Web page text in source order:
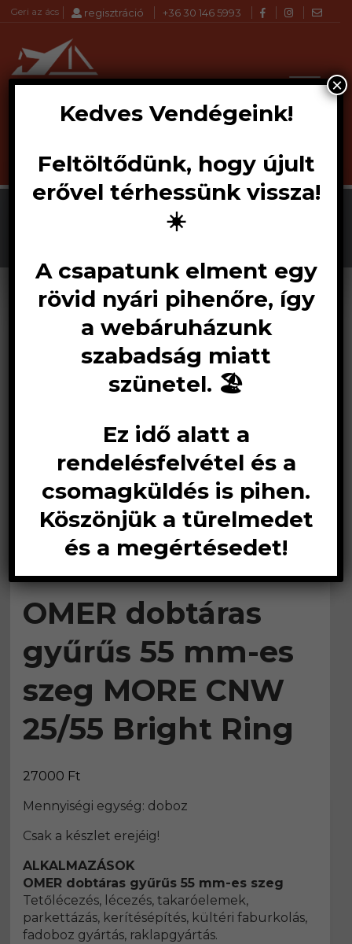
Geri az ács regisztráció +36 30 146 5993
Products
KERESÉS
OMER dobtáras
gyűrűs 55 mm-es
szeg MORE CNW
25/55 Bright Ring
27000 Ft
Mennyiségi egység: doboz
Csak a készlet erejéig!
ALKALMAZÁSOK
OMER dobtáras gyűrűs 55 mm-es szeg
Tetőlécezés, lécezés, takaróelemek,
parkettázás, kerítésépítés, kültéri faburkolás,
fadoboz gyártás, raklapgyártás.
Kedves Vendégeink!
Feltöltődünk, hogy újult
erővel térhessünk vissza!
☀️
A csapatunk elment egy
rövid nyári pihenőre, így
a webáruházunk
szabadság miatt
szünetel. 🏖️
Ez idő alatt a
rendelésfelvétel és a
csomagküldés is pihen.
Köszönjük a türelmedet
és a megértésedet!
×